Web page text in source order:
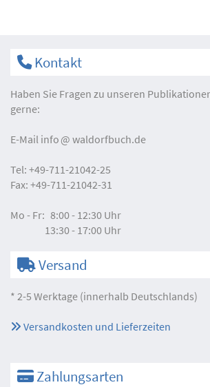
Kontakt
Haben Sie Fragen zu unseren
gerne:
E-Mail info waldorfbuch.de
Tel: +49-711-21042-25
Fax: +49-711-21042-31
Mo - Fr: 8:00 - 12:30 Uhr
13:30 - 17:00 Uhr
Versand
* 2-5 Werktage (innerhalb Deutschlands)
Versandkosten und Lieferzeiten
Zahlungsarten